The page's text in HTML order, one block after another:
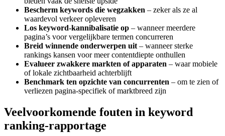
Bescherm keywords die wegzakken – zeker als ze al
waardevol verkeer opleveren
Los keyword‑kannibalisatie op – wanneer meerdere
pagina’s voor vergelijkbare termen concurreren
Breid winnende onderwerpen uit – wanneer sterke
rankings kansen voor meer contentdiepte onthullen
Evalueer zwakkere markten of apparaten – waar mobiele
of lokale zichtbaarheid achterblijft
Benchmark ten opzichte van concurrenten – om te zien of
verliezen pagina‑specifiek of marktbreed zijn
Veelvoorkomende fouten in keyword
ranking-rapportage